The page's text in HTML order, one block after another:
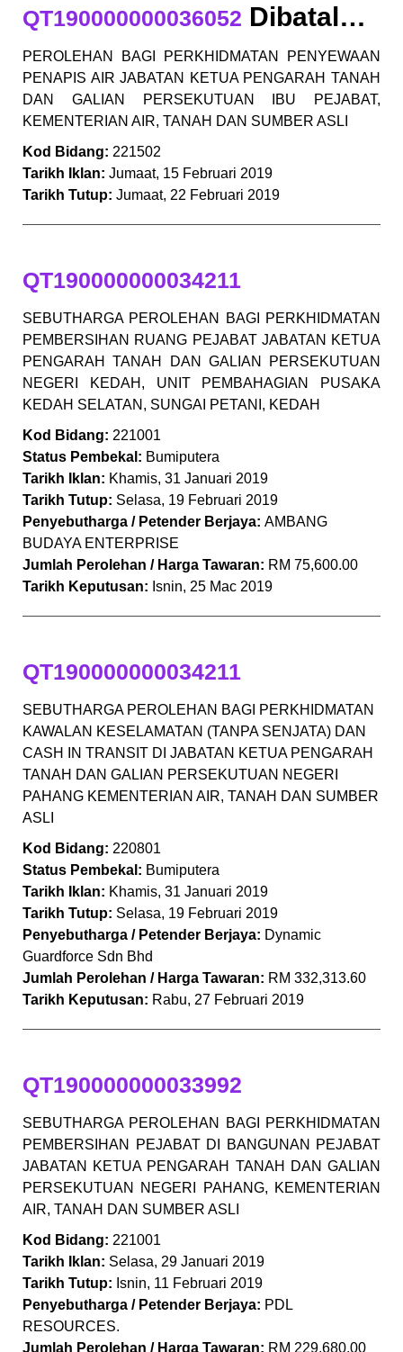
QT190000000036052 Dibatalkan
PEROLEHAN BAGI PERKHIDMATAN PENYEWAAN
PENAPIS AIR JABATAN KETUA PENGARAH TANAH
DAN GALIAN PERSEKUTUAN IBU PEJABAT,
KEMENTERIAN AIR, TANAH DAN SUMBER ASLI
Kod Bidang: 221502
Tarikh Iklan: Jumaat, 15 Februari 2019
Tarikh Tutup: Jumaat, 22 Februari 2019
QT190000000034211
SEBUTHARGA PEROLEHAN BAGI PERKHIDMATAN
PEMBERSIHAN RUANG PEJABAT JABATAN KETUA
PENGARAH TANAH DAN GALIAN PERSEKUTUAN
NEGERI KEDAH, UNIT PEMBAHAGIAN PUSAKA
KEDAH SELATAN, SUNGAI PETANI, KEDAH
Kod Bidang: 221001
Status Pembekal: Bumiputera
Tarikh Iklan: Khamis, 31 Januari 2019
Tarikh Tutup: Selasa, 19 Februari 2019
Penyebutharga / Petender Berjaya: AMBANG
BUDAYA ENTERPRISE
Jumlah Perolehan / Harga Tawaran: RM 75,600.00
Tarikh Keputusan: Isnin, 25 Mac 2019
QT190000000034211
SEBUTHARGA PEROLEHAN BAGI PERKHIDMATAN
KAWALAN KESELAMATAN (TANPA SENJATA) DAN
CASH IN TRANSIT DI JABATAN KETUA PENGARAH
TANAH DAN GALIAN PERSEKUTUAN NEGERI
PAHANG KEMENTERIAN AIR, TANAH DAN SUMBER
ASLI
Kod Bidang: 220801
Status Pembekal: Bumiputera
Tarikh Iklan: Khamis, 31 Januari 2019
Tarikh Tutup: Selasa, 19 Februari 2019
Penyebutharga / Petender Berjaya: Dynamic
Guardforce Sdn Bhd
Jumlah Perolehan / Harga Tawaran: RM 332,313.60
Tarikh Keputusan: Rabu, 27 Februari 2019
QT190000000033992
SEBUTHARGA PEROLEHAN BAGI PERKHIDMATAN
PEMBERSIHAN PEJABAT DI BANGUNAN PEJABAT
JABATAN KETUA PENGARAH TANAH DAN GALIAN
PERSEKUTUAN NEGERI PAHANG, KEMENTERIAN
AIR, TANAH DAN SUMBER ASLI
Kod Bidang: 221001
Tarikh Iklan: Selasa, 29 Januari 2019
Tarikh Tutup: Isnin, 11 Februari 2019
Penyebutharga / Petender Berjaya: PDL
RESOURCES.
Jumlah Perolehan / Harga Tawaran: RM 229,680.00